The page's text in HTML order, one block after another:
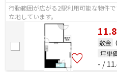
行動範囲が広がる2駅利用可能な物件
立地しています。
11.8
敷金
坪単
- /